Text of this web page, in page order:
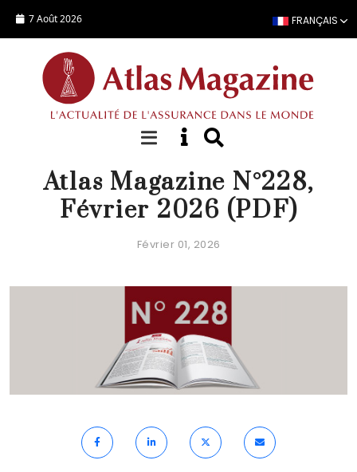
7 Août 2026 FRANÇAIS
EDITORIAL
Atlas Magazine N°228,
Février 2026 (PDF)
Février 01, 2026